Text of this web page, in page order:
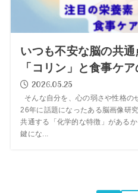
いつも不安な脳の共
「コリン」と食事ケ
2026.05.25
そんな自分を、心の弱さや性格
26年に話題になったある脳画像研
共通する「化学的な特徴」がある
鍵にな...